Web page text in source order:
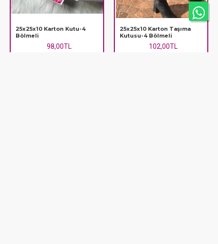
25x25x10 Karton Kutu-4
Bölmeli
98,00TL
25x25x10 Karton Taşıma
Kutusu-4 Bölmeli
102,00TL